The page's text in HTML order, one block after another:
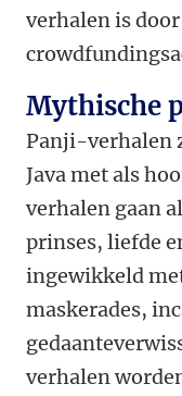
verhalen is door
Mythische
Panji-verhalen
Java met als
verhalen gaan
prinses, liefde
ingewikkeld
maskerades,
verhalen